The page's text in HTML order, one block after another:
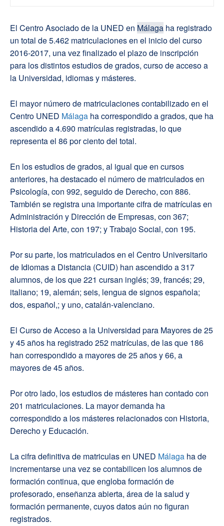
El Centro Asociado de la UNED en Málaga ha registrado
un total de 5.462 matriculaciones en el inicio del curso
2016-2017, una vez finalizado el plazo de inscripción
para los distintos estudios de grados, curso de acceso a
la Universidad, idiomas y másteres.
El mayor número de matriculaciones contabilizado en el
Centro UNED Málaga ha correspondido a grados, que ha
ascendido a 4.690 matrículas registradas, lo que
representa el 86 por ciento del total.
En los estudios de grados, al igual que en cursos
anteriores, ha destacado el número de matriculados en
Psicología, con 992, seguido de Derecho, con 886.
También se registra una importante cifra de matrículas en
Administración y Dirección de Empresas, con 367;
Historia del Arte, con 197; y Trabajo Social, con 195.
Por su parte, los matriculados en el Centro Universitario
de Idiomas a Distancia (CUID) han ascendido a 317
alumnos, de los que 221 cursan inglés; 39, francés; 29,
italiano; 19, alemán; seis, lengua de signos española;
dos, español,; y uno, catalán-valenciano.
El Curso de Acceso a la Universidad para Mayores de 25
y 45 años ha registrado 252 matrículas, de las que 186
han correspondido a mayores de 25 años y 66, a
mayores de 45 años.
Por otro lado, los estudios de másteres han contado con
201 matriculaciones. La mayor demanda ha
correspondido a los másteres relacionados con Historia,
Derecho y Educación.
La cifra definitiva de matriculas en UNED Málaga ha de
incrementarse una vez se contabilicen los alumnos de
formación continua, que engloba formación de
profesorado, enseñanza abierta, área de la salud y
formación permanente, cuyos datos aún no figuran
registrados.